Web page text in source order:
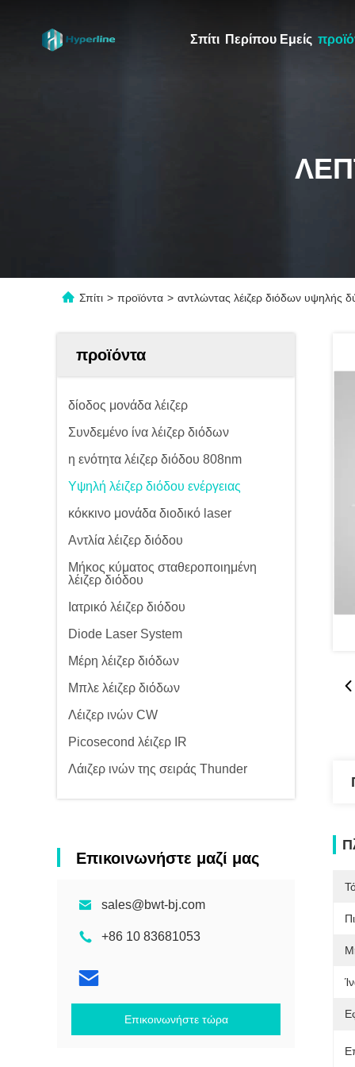
Σπίτι Περίπου Εμείς
Σπίτι > προϊόντα > αντλώντας λέιζερ διόδων υψηλής
προϊόντα
δίοδος μονάδα λέιζερ
Συνδεμένο ίνα λέιζερ διόδων
η ενότητα λέιζερ διόδου 808nm
Υψηλή λέιζερ διόδου ενέργειας
κόκκινο μονάδα διοδικό laser
Αντλία λέιζερ διόδου
Μήκος κύματος σταθεροποιημένη
λέιζερ διόδου
Ιατρικό λέιζερ διόδου
Diode Laser System
Μέρη λέιζερ διόδων
Μπλε λέιζερ διόδων
Λέιζερ ινών CW
Picosecond λέιζερ IR
Λάιζερ ινών της σειράς Thunder
Επικοινωνήστε μαζί μας
sales@bwt-bj.com
+86 10 83681053
Επικοινωνήστε τώρα